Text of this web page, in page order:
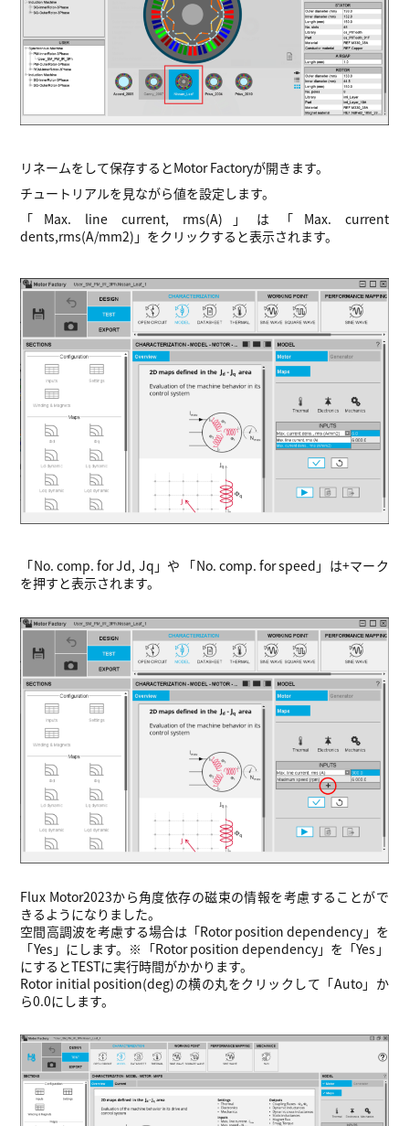
リネームをして保存するとMotor Factoryが開きます。
チュートリアルを見ながら値を設定します。
「Max. line current, rms(A)」は「Max. current
dents,rms(A/mm2)」をクリックすると表示されます。
「No. comp. for Jd, Jq」や 「No. comp. for speed」は+マーク
を押すと表示されます。
Flux Motor2023から角度依存の磁束の情報を考慮することがで
きるようになりました。
空間高調波を考慮する場合は「Rotor position dependency」を
「Yes」にします。※「Rotor position dependency」を「Yes」
にするとTESTに実行時間がかかります。
Rotor initial position(deg)の横の丸をクリックして「Auto」か
ら0.0にします。